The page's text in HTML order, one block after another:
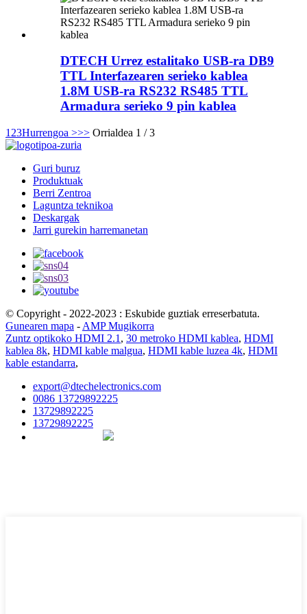
DTECH Urrez estalitako USB-ra DB9
TTL Interfazearen serieko kablea
1.8M USB-ra RS232 RS485 TTL
Armadura serieko 9 pin kablea
1 23Hurrengoa >>> Orrialdea 1 / 3
Guri buruz
Produktuak
Berri Zentroa
Laguntza teknikoa
Deskargak
Jarri gurekin harremanetan
© Copyright - 2022-2023 : Eskubide guztiak erreserbatuta.
Gunearen mapa - AMP Mugikorra
Zuntz optikoko HDMI 2.1 , 30 metroko HDMI kablea, HDMI
kablea 8k, HDMI kable malgua, HDMI kable luzea 4k, HDMI
kable estandarra,
export@dtechelectronics.com
0086 13729892225
13729892225
13729892225